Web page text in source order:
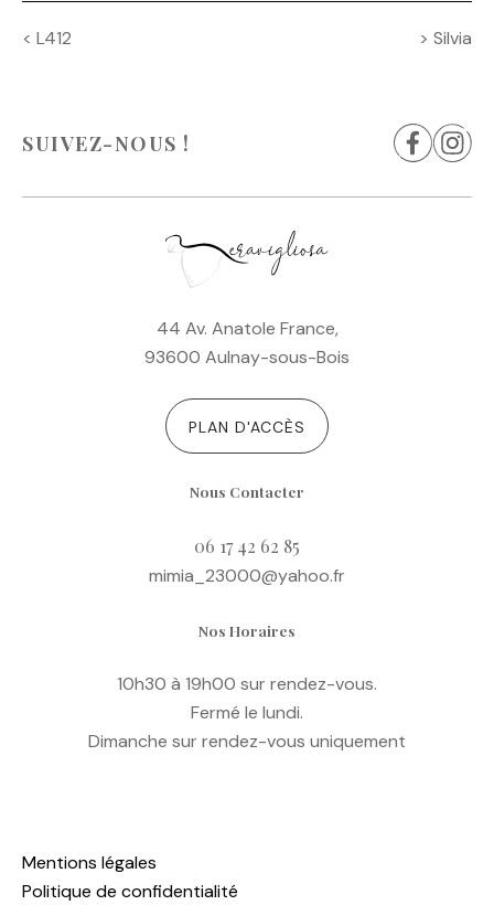
de
< L412 > Silvia
SUIVEZ-NOUS !
44 Av. Anatole France,
93600 Aulnay-sous-Bois
PLAN D'ACCÈS
Nous Contacter
06 17 42 62 85
mimia_23000@yahoo.fr
Nos Horaires
10h30 à 19h00 sur rendez-vous.
Fermé le lundi.
Dimanche sur rendez-vous uniquement
Mentions légales
Politique de confidentialité